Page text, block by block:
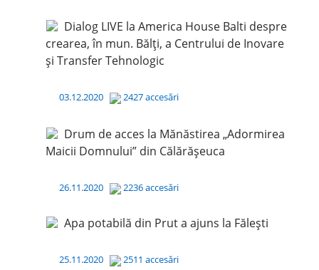
Dialog LIVE la America House Balti despre
crearea, în mun. Bălți, a Centrului de Inovare
și Transfer Tehnologic
03.12.2020 2427 accesări
Drum de acces la Mănăstirea „Adormirea
Maicii Domnului” din Călărășeuca
26.11.2020 2236 accesări
Apa potabilă din Prut a ajuns la Fălești
25.11.2020 2511 accesări